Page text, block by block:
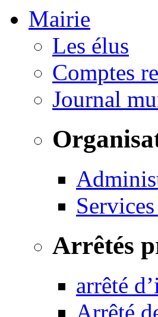
Mairie
Les élus
Comptes
Journal
Arrêtés
arrêté
Arrêté